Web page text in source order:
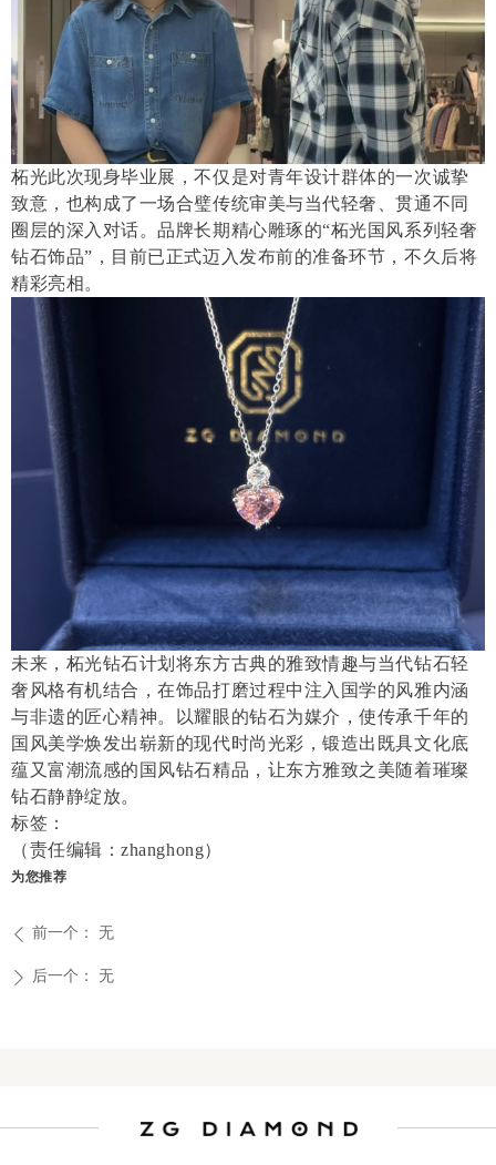
柘光此次现身毕业展，不仅是对青年设计群体的一次诚挚
致意，也构成了一场合璧传统审美与当代轻奢、贯通不同
圈层的深入对话。品牌长期精心雕琢的“柘光国风系列轻奢
钻石饰品”，目前已正式迈入发布前的准备环节，不久后将
精彩亮相。
未来，柘光钻石计划将东方古典的雅致情趣与当代钻石轻
奢风格有机结合，在饰品打磨过程中注入国学的风雅内涵
与非遗的匠心精神。以耀眼的钻石为媒介，使传承千年的
国风美学焕发出崭新的现代时尚光彩，锻造出既具文化底
蕴又富潮流感的国风钻石精品，让东方雅致之美随着璀璨
钻石静静绽放。
标签：
（责任编辑：zhanghong）
为您推荐
ꄴ 前一个： 无
ꄲ 后一个： 无